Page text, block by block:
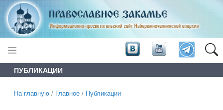
ПУБЛИКАЦИИ
На главную / Главное / Публикации